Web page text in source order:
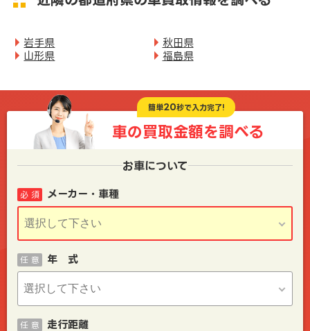
岩手県
秋田県
山形県
福島県
簡単20秒で入力完了!
車の買取金額を調べる
お車について
メーカー・車種
必 須
年 式
任 意
走行距離
任 意